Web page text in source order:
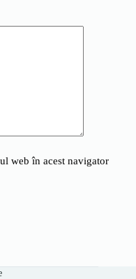
web în acest navigator